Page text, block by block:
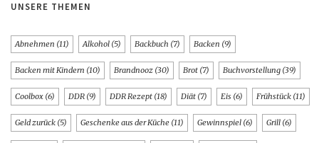
UNSERE THEMEN
Abnehmen (11) Alkohol (5) Backbuch (7) Backen (9)
Backen mit Kindern (10) Brandnooz (30) Brot (7) Buchvorstellung (39)
Coolbox (6) DDR (9) DDR Rezept (18) Diät (7) Eis (6) Frühstück (11)
Geld zurück (5) Geschenke aus der Küche (11) Gewinnspiel (6) Grill (6)